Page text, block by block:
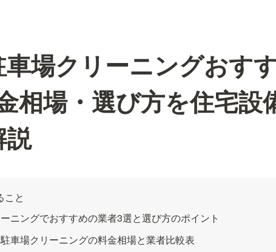
場クリーニングおす
相場・選び方を住宅設
説
こと
ニングでおすすめの業者3選と選び方のポイント
車場クリーニングの料金相場と業者比較表